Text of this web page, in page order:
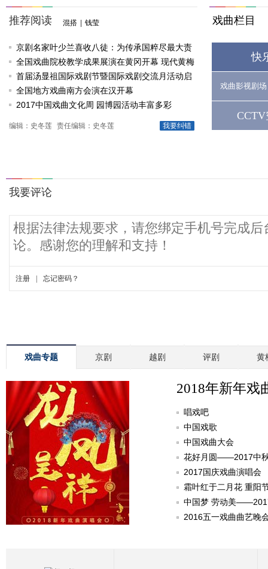
推荐阅读 混搭 钱莹
京剧名家叶少兰喜收八徒：为传承国粹尽最大责
任
全国戏曲院校教学成果展演在黄冈开幕 现代黄梅
戏《槐花谣》倾情..
首届汤显祖国际戏剧节暨国际戏剧交流月活动启
动
全国地方戏曲南方会演在汉开幕
2017中国戏曲文化周 园博园活动丰富多彩
我要纠错
编辑：史冬莲 责任编辑：史冬莲
戏曲栏目
快
戏曲影视剧场
戏曲专题 京剧 越剧 评剧 黄
2018年新年戏
唱戏吧
中国戏歌
中国戏曲大会
花好月圆——2017中
2017国庆戏曲演唱会
霜叶红于二月花 重阳
中国梦 劳动美
2016五一戏曲曲艺晚